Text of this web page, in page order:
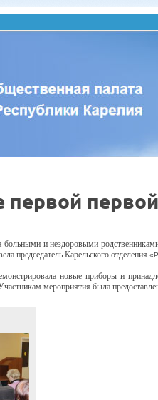
первой
больными и нездоровыми
председатель Карельского отделения
новые приборы и
мероприятия была